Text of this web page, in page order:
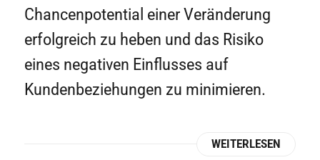
Chancenpotential einer Veränderung
erfolgreich zu heben und das Risiko
eines negativen Einflusses auf
Kundenbeziehungen zu minimieren.
WEITERLESEN